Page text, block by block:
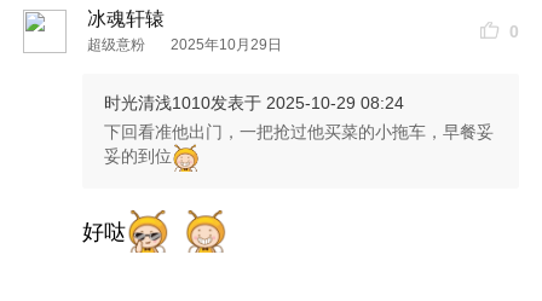
冰魂轩辕
超级意粉 2025年10月29日
0
时光清浅1010发表于 2025-10-29 08:24
下回看准他出门，一把抢过他买菜的小拖车，早餐妥
妥的到位
好哒